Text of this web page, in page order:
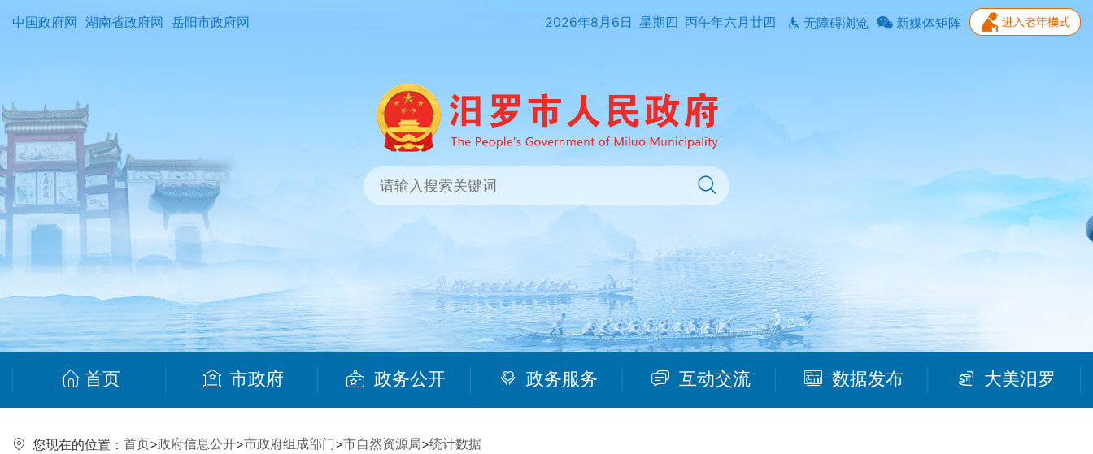
中国政府网 湖南省政府网 岳阳市政府网 2026年8月6日 星期四 丙午年六月廿四 无障碍浏览 新媒体矩阵
首页 市政府 政务公开 政务服务 互动交流 数据发布 大美汨罗
您现在的位置： 首页>政府信息公开>市政府组成部门>市自然资源局>统计数据